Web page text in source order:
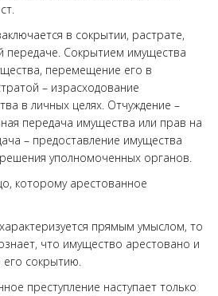
в сокрытии, растрате,
передаче. Сокрытием имущества
перемещение его в
– израсходование
в личных целях. Отчуждение –
передача имущества или прав на
– предоставление имущества
уполномоченных органов.
которому арестованное
прямым умыслом, то
что имущество арестовано и
его сокрытию.
преступление наступает только